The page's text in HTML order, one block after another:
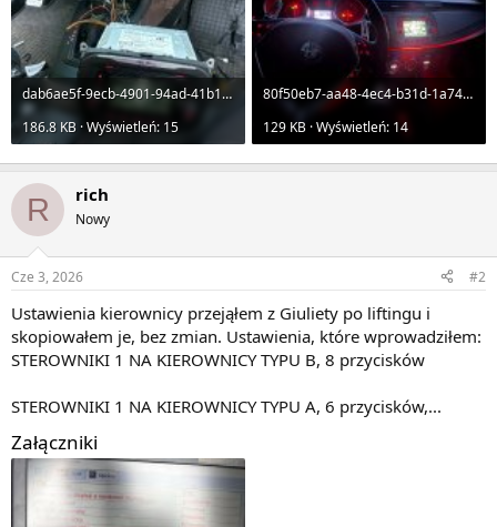
dab6ae5f-9ecb-4901-94ad-41b1d8459316.jpg
186.8 KB · Wyświetleń: 15
80f50eb7-aa48-4ec4-b31d-1a749c17330f.jpg
129 KB · Wyświetleń: 14
R rich
Nowy
Cze 3, 2026 #2
Ustawienia kierownicy przejąłem z Giuliety po liftingu i
skopiowałem je, bez zmian. Ustawienia, które wprowadziłem:
STEROWNIKI 1 NA KIEROWNICY TYPU B, 8 przycisków
STEROWNIKI 1 NA KIEROWNICY TYPU A, 6 przycisków,...
Załączniki